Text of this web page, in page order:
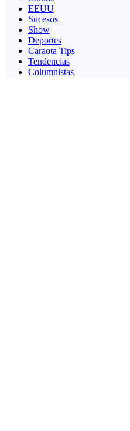
EEUU
Sucesos
Show
Deportes
Caraota Tips
Tendencias
Columnistas